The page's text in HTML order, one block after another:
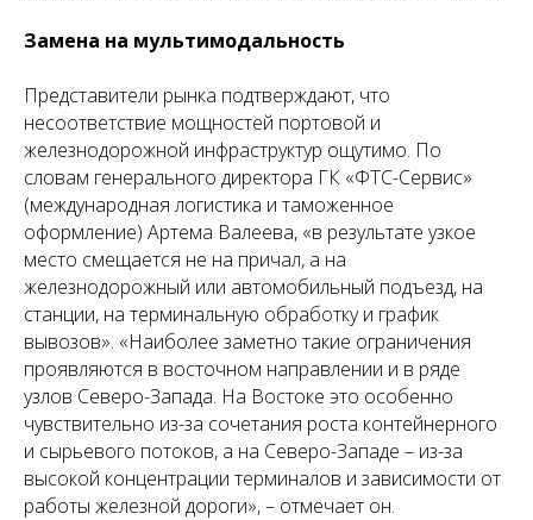
Замена на мультимодальность
Представители рынка подтверждают, что
несоответствие мощностей портовой и
железнодорожной инфраструктур ощутимо. По
словам генерального директора ГК «ФТС-Сервис»
(международная логистика и таможенное
оформление) Артема Валеева, «в результате узкое
место смещается не на причал, а на
железнодорожный или автомобильный подъезд, на
станции, на терминальную обработку и график
вывозов». «Наиболее заметно такие ограничения
проявляются в восточном направлении и в ряде
узлов Северо-Запада. На Востоке это особенно
чувствительно из-за сочетания роста контейнерного
и сырьевого потоков, а на Северо-Западе – из-за
высокой концентрации терминалов и зависимости от
работы железной дороги», – отмечает он.